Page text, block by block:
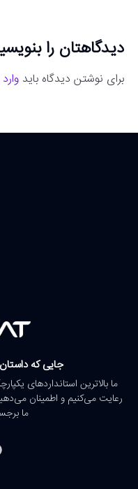
دیدگاهتان را
برای نوشتن دیدگاه باید
جایی که
ما بالاترین استانداردهای
رعایت می‌کنیم و اطمینان
ما